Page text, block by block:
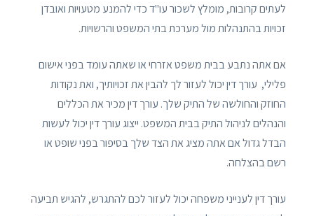
לעתים קרובות, מומלץ לשכור עו"ד כדי להמנע מטעויות ואובדן
זכויות בהתנהלות מול מערכת בתי המשפט והרשויות.
אם אתה נתבע בבית משפט אזרחי או שאתה עומד בפני אישום
פלילי, עורך דין יכול לעזור לך להבין את זכויותיך, ואת נקודות
החוזק והחולשה של התיק שלך. עורך דין מכיר את הכללים
והנהלים לניהול התיק בבית המשפט. ייצוג עורך דין יכול לעשות
הבדל גדול אם אתה מציג את הצד שלך בסיפור בפני שופט או
רשם בהצלחה.
עורך דין לענייני משפחה יכול לעזור לכם להתגרש, להגיש תביעה